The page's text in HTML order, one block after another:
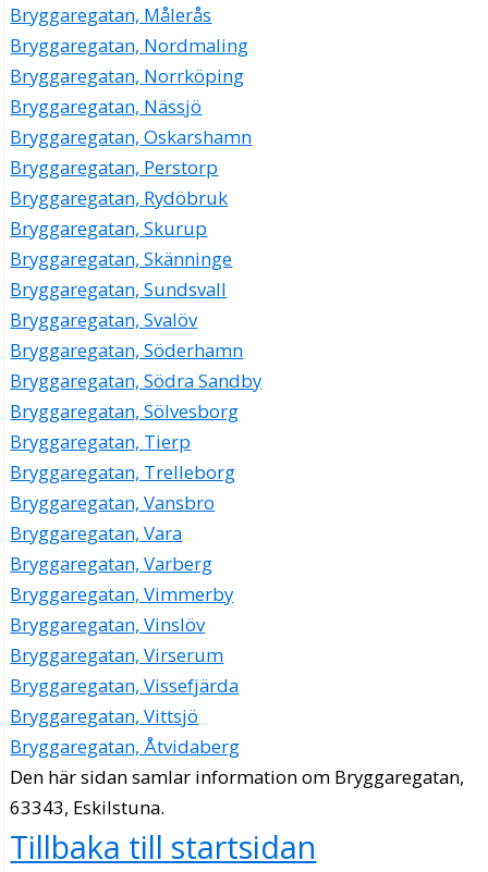
Bryggaregatan, Målerås
Bryggaregatan, Nordmaling
Bryggaregatan, Norrköping
Bryggaregatan, Nässjö
Bryggaregatan, Oskarshamn
Bryggaregatan, Perstorp
Bryggaregatan, Rydöbruk
Bryggaregatan, Skurup
Bryggaregatan, Skänninge
Bryggaregatan, Sundsvall
Bryggaregatan, Svalöv
Bryggaregatan, Söderhamn
Bryggaregatan, Södra Sandby
Bryggaregatan, Sölvesborg
Bryggaregatan, Tierp
Bryggaregatan, Trelleborg
Bryggaregatan, Vansbro
Bryggaregatan, Vara
Bryggaregatan, Varberg
Bryggaregatan, Vimmerby
Bryggaregatan, Vinslöv
Bryggaregatan, Virserum
Bryggaregatan, Vissefjärda
Bryggaregatan, Vittsjö
Bryggaregatan, Åtvidaberg
Den här sidan samlar information om Bryggaregatan,
63343, Eskilstuna.
Tillbaka till startsidan